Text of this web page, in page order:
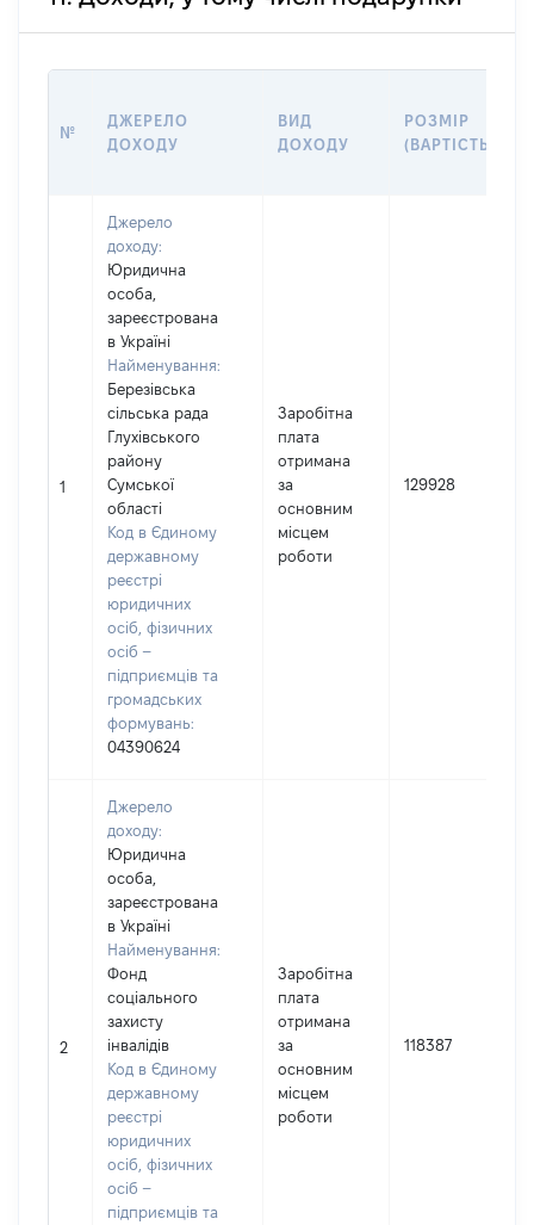
№
ДЖЕРЕЛО
ДОХОДУ
ВИД
ДОХОДУ
РОЗМІР
(ВАРТІСТЬ)
1
Джерело
доходу:
Юридична
особа,
зареєстрована
в Україні
Найменування:
Березівська
сільська рада
Глухівського
району
Сумської
області
Код в Єдиному
державному
реєстрі
юридичних
осіб, фізичних
осіб –
підприємців та
громадських
формувань:
04390624
Заробітна
плата
отримана
за
основним
місцем
роботи
129928
2
Джерело
доходу:
Юридична
особа,
зареєстрована
в Україні
Найменування:
Фонд
соціального
захисту
інвалідів
Код в Єдиному
державному
реєстрі
юридичних
осіб, фізичних
осіб –
підприємців та
Заробітна
плата
отримана
за
основним
місцем
роботи
118387